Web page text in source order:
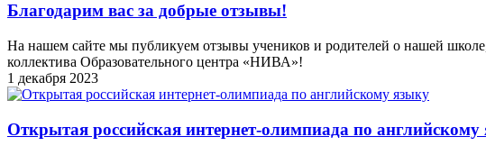
Благодарим вас за добрые отзывы!
На нашем сайте мы публикуем отзывы учеников и родителей о нашей
коллектива Образовательного центра «НИВА»!
1 декабря 2023
Открытая российская интернет-олимпиада по английскому